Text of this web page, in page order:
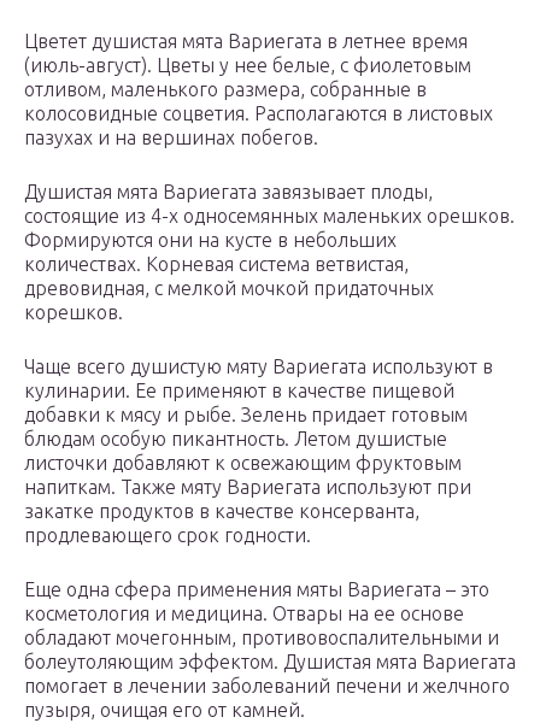
Цветет душистая мята Вариегата в летнее время
(июль-август). Цветы у нее белые, с фиолетовым
отливом, маленького размера, собранные в
колосовидные соцветия. Располагаются в листовых
пазухах и на вершинах побегов.
Душистая мята Вариегата завязывает плоды,
состоящие из 4-х односемянных маленьких орешков.
Формируются они на кусте в небольших
количествах. Корневая система ветвистая,
древовидная, с мелкой мочкой придаточных
корешков.
Чаще всего душистую мяту Вариегата используют в
кулинарии. Ее применяют в качестве пищевой
добавки к мясу и рыбе. Зелень придает готовым
блюдам особую пикантность. Летом душистые
листочки добавляют к освежающим фруктовым
напиткам. Также мяту Вариегата используют при
закатке продуктов в качестве консерванта,
продлевающего срок годности.
Еще одна сфера применения мяты Вариегата – это
косметология и медицина. Отвары на ее основе
обладают мочегонным, противовоспалительными и
болеутоляющим эффектом. Душистая мята Вариегата
помогает в лечении заболеваний печени и желчного
пузыря, очищая его от камней.